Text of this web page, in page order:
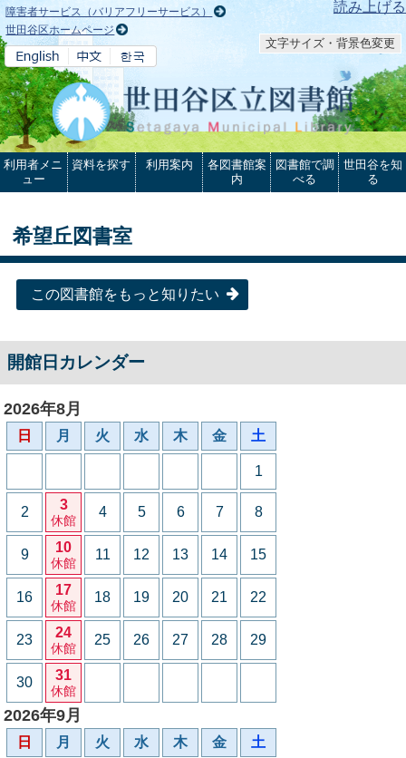
本文へ 読み上げる
障害者サービス（バリアフリーサービス）
世田谷区ホームページ
文字サイズ・背景色変更
利用者メニ
ュー
資料を探す 利用案内
各図書館案
内
図書館で調
べる
世田谷を知
る
希望丘図書室
この図書館をもっと知りたい
開館日カレンダー
2026年8月
日 月 火 水 木 金 土
1
2 3
休館
4 5 6 7 8
9 10
休館
11 12 13 14 15
16 17
休館
18 19 20 21 22
23 24
休館
25 26 27 28 29
30 31
休館
2026年9月
日 月 火 水 木 金 土